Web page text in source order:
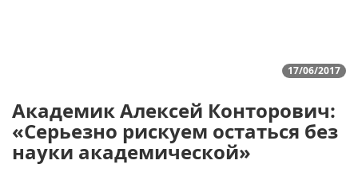
17/06/2017
Академик Алексей Конторович:
«Серьезно рискуем остаться без
науки академической»